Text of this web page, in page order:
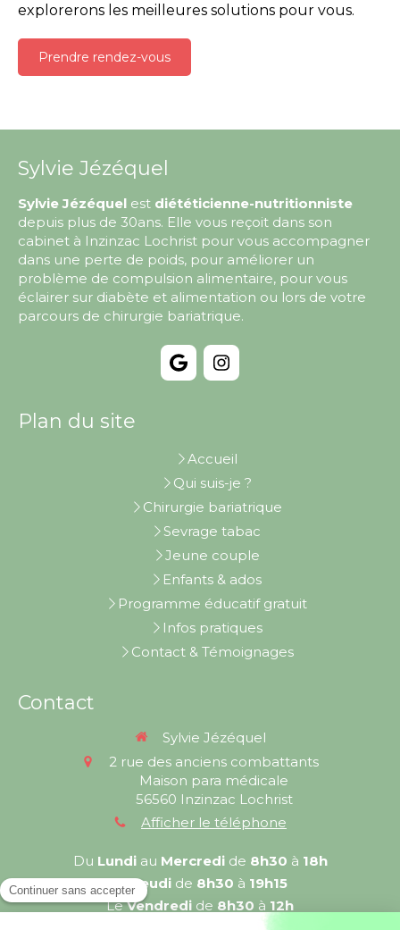
explorerons les meilleures solutions pour vous.
Prendre rendez-vous
Sylvie Jézéquel
Sylvie Jézéquel est diététicienne-nutritionniste
depuis plus de 30ans. Elle vous reçoit dans son
cabinet à Inzinzac Lochrist pour vous accompagner
dans une perte de poids, pour améliorer un
problème de compulsion alimentaire, pour vous
éclairer sur diabète et alimentation ou lors de votre
parcours de chirurgie bariatrique.
Plan du site
Accueil
Qui suis-je ?
Chirurgie bariatrique
Sevrage tabac
Jeune couple
Enfants & ados
Programme éducatif gratuit
Infos pratiques
Contact & Témoignages
Contact
Sylvie Jézéquel
2 rue des anciens combattants
Maison para médicale
56560 Inzinzac Lochrist
Afficher le téléphone
Du Lundiau Mercredide 8h30 à 18h
LeJeudi de 8h30 à 19h15
LeVendredi de 8h30 à 12h